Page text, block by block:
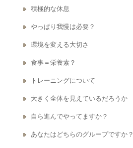
積極的な休息
やっぱり我慢は必要？
環境を変える大切さ
食事＝栄養素？
トレーニングについて
大きく全体を見えているだろうか
自ら進んでやってますか？
あなたはどちらのグループですか？